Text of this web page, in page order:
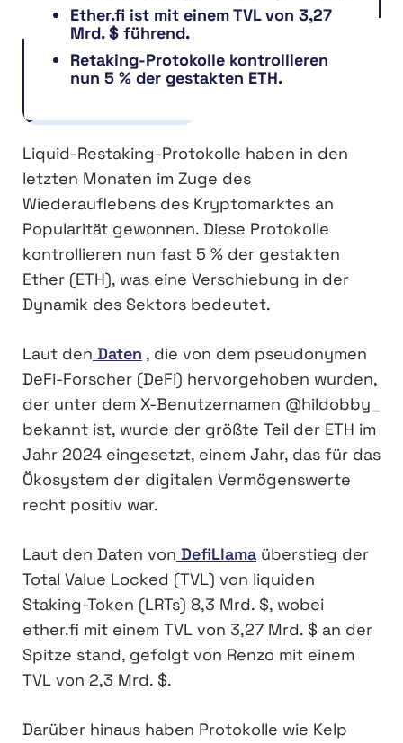
Ether.fi ist mit einem TVL von 3,27
Mrd. $ führend.
Retaking-Protokolle kontrollieren
nun 5 % der gestakten ETH.
Liquid-Restaking-Protokolle haben in den
letzten Monaten im Zuge des
Wiederauflebens des Kryptomarktes an
Popularität gewonnen. Diese Protokolle
kontrollieren nun fast 5 % der gestakten
Ether (ETH), was eine Verschiebung in der
Dynamik des Sektors bedeutet.
Laut den Daten , die von dem pseudonymen
DeFi-Forscher (DeFi) hervorgehoben wurden,
der unter dem X-Benutzernamen @hildobby_
bekannt ist, wurde der größte Teil der ETH im
Jahr 2024 eingesetzt, einem Jahr, das für das
Ökosystem der digitalen Vermögenswerte
recht positiv war.
Laut den Daten von DefiLlama überstieg der
Total Value Locked (TVL) von liquiden
Staking-Token (LRTs) 8,3 Mrd. $, wobei
ether.fi mit einem TVL von 3,27 Mrd. $ an der
Spitze stand, gefolgt von Renzo mit einem
TVL von 2,3 Mrd. $.
Darüber hinaus haben Protokolle wie Kelp